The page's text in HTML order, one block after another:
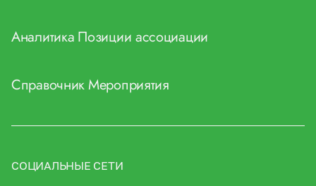
Аналитика Позиции ассоциации
СправочникМероприятия
СОЦИАЛЬНЫЕ СЕТИ